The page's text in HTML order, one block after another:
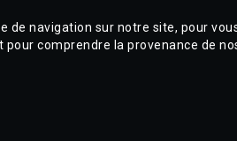
de navigation sur notre site, pour
comprendre la provenance de